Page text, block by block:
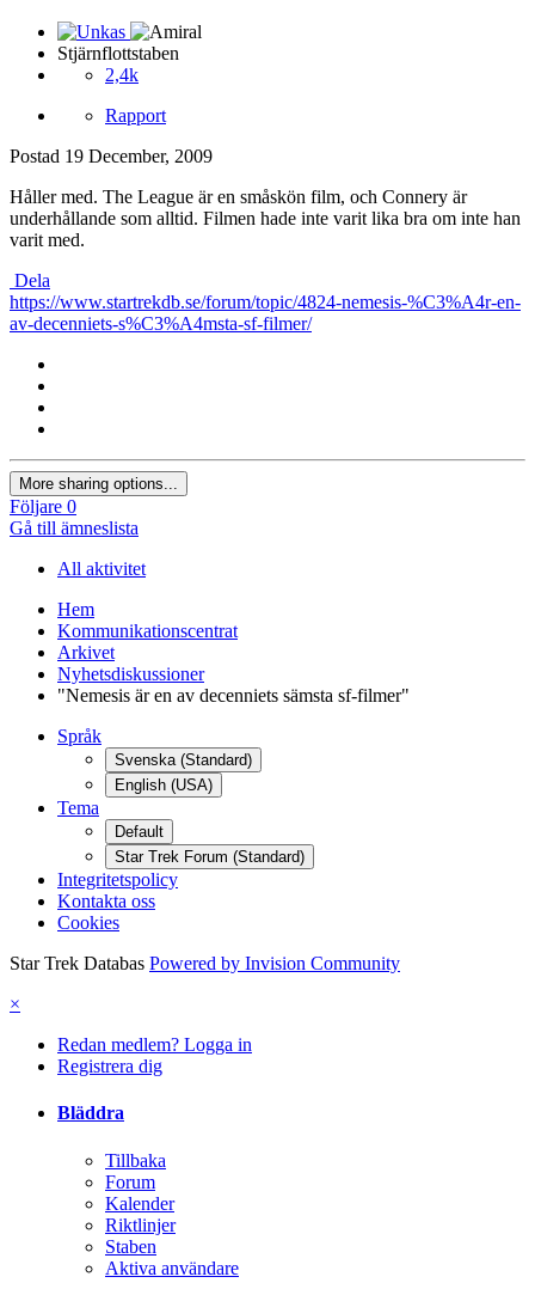
Stjärnflottstaben
2,4k
Rapport
Postad 19 December, 2009
Håller med. The League är en småskön film, och Connery är
underhållande som alltid. Filmen hade inte varit lika bra om inte han
varit med.
Dela
https://www.startrekdb.se/forum/topic/4824-nemesis-%C3%A4r-en-
av-decenniets-s%C3%A4msta-sf-filmer/
More sharing options...
Följare 0
Gå till ämneslista
All aktivitet
Hem
Kommunikationscentrat
Arkivet
Nyhetsdiskussioner
"Nemesis är en av decenniets sämsta sf-filmer"
Språk
Svenska (Standard)
English (USA)
Tema
Default
Star Trek Forum (Standard)
Integritetspolicy
Kontakta oss
Cookies
Star Trek Databas Powered by Invision Community
×
Redan medlem? Logga in
Registrera dig
Bläddra
Tillbaka
Forum
Kalender
Riktlinjer
Staben
Aktiva användare